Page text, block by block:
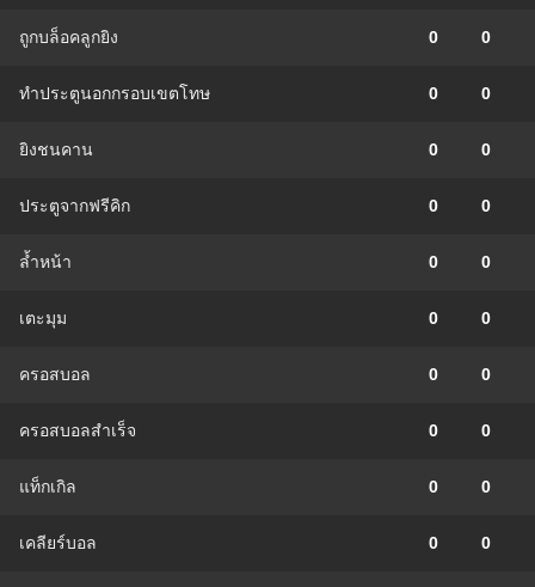
ถูกบล็อคลูกยิง 0 0
ทำประตูนอกกรอบเขตโทษ 0 0
ยิงชนคาน 0 0
ประตูจากฟรีคิก 0 0
ล้ำหน้า 0 0
เตะมุม 0 0
ครอสบอล 0 0
ครอสบอลสำเร็จ 0 0
แท็กเกิล 0 0
เคลียร์บอล 0 0